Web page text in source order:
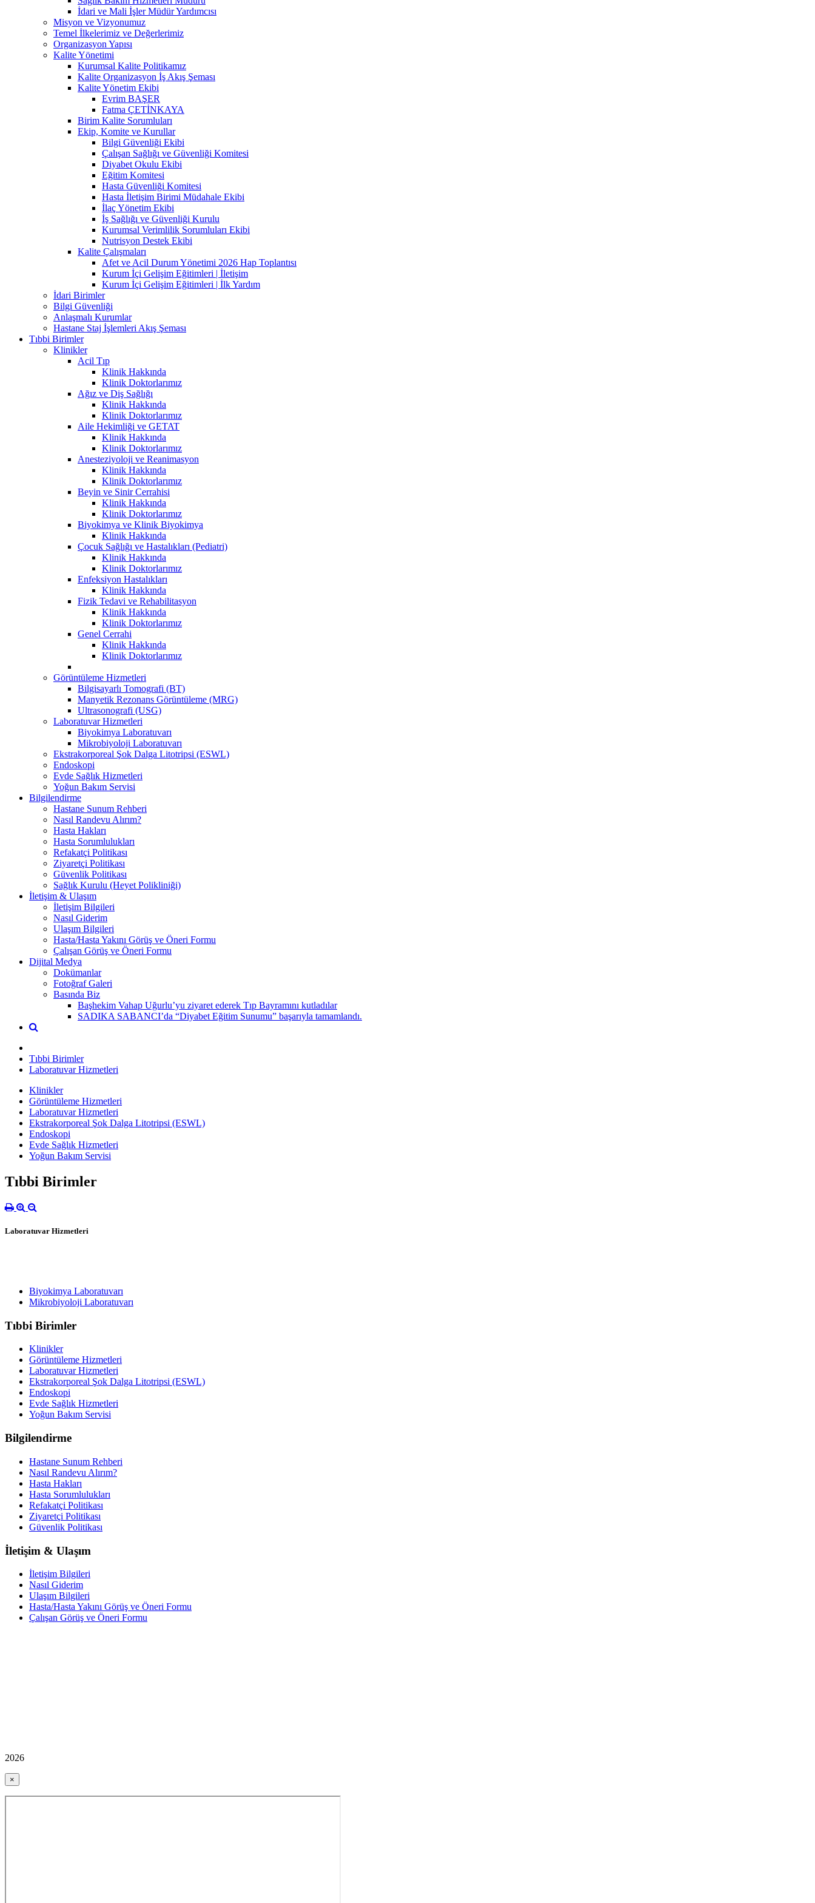
İdari ve Mali İşler Müdür Yardımcısı
Misyon ve Vizyonumuz
Temel İlkelerimiz ve Değerlerimiz
Organizasyon Yapısı
Kalite Yönetimi
Kurumsal Kalite Politikamız
Kalite Organizasyon İş Akış Şeması
Kalite Yönetim Ekibi
Evrim BAŞER
Fatma ÇETİNKAYA
Birim Kalite Sorumluları
Ekip, Komite ve Kurullar
Bilgi Güvenliği Ekibi
Çalışan Sağlığı ve Güvenliği Komitesi
Diyabet Okulu Ekibi
Eğitim Komitesi
Hasta Güvenliği Komitesi
Hasta İletişim Birimi Müdahale Ekibi
İlaç Yönetim Ekibi
İş Sağlığı ve Güvenliği Kurulu
Kurumsal Verimlilik Sorumluları Ekibi
Nutrisyon Destek Ekibi
Kalite Çalışmaları
Afet ve Acil Durum Yönetimi 2026 Hap Toplantısı
Kurum İçi Gelişim Eğitimleri | İletişim
Kurum İçi Gelişim Eğitimleri | İlk Yardım
İdari Birimler
Bilgi Güvenliği
Anlaşmalı Kurumlar
Hastane Staj İşlemleri Akış Şeması
Tıbbi Birimler
Klinikler
Acil Tıp
Klinik Hakkında
Klinik Doktorlarımız
Ağız ve Diş Sağlığı
Klinik Hakkında
Klinik Doktorlarımız
Aile Hekimliği ve GETAT
Klinik Hakkında
Klinik Doktorlarımız
Anesteziyoloji ve Reanimasyon
Klinik Hakkında
Klinik Doktorlarımız
Beyin ve Sinir Cerrahisi
Klinik Hakkında
Klinik Doktorlarımız
Biyokimya ve Klinik Biyokimya
Klinik Hakkında
Çocuk Sağlığı ve Hastalıkları (Pediatri)
Klinik Hakkında
Klinik Doktorlarımız
Enfeksiyon Hastalıkları
Klinik Hakkında
Fizik Tedavi ve Rehabilitasyon
Klinik Hakkında
Klinik Doktorlarımız
Genel Cerrahi
Klinik Hakkında
Klinik Doktorlarımız
Görüntüleme Hizmetleri
Bilgisayarlı Tomografi (BT)
Manyetik Rezonans Görüntüleme (MRG)
Ultrasonografi (USG)
Laboratuvar Hizmetleri
Biyokimya Laboratuvarı
Mikrobiyoloji Laboratuvarı
Ekstrakorporeal Şok Dalga Litotripsi (ESWL)
Endoskopi
Evde Sağlık Hizmetleri
Yoğun Bakım Servisi
Bilgilendirme
Hastane Sunum Rehberi
Nasıl Randevu Alırım?
Hasta Hakları
Hasta Sorumlulukları
Refakatçi Politikası
Ziyaretçi Politikası
Güvenlik Politikası
Sağlık Kurulu (Heyet Polikliniği)
İletişim & Ulaşım
İletişim Bilgileri
Nasıl Giderim
Ulaşım Bilgileri
Hasta/Hasta Yakını Görüş ve Öneri Formu
Çalışan Görüş ve Öneri Formu
Dijital Medya
Dokümanlar
Fotoğraf Galeri
Basında Biz
Başhekim Vahap Uğurlu’yu ziyaret ederek Tıp Bayramını kutladılar
SADIKA SABANCI’da “Diyabet Eğitim Sunumu” başarıyla tamamlandı.
Tıbbi Birimler
Laboratuvar Hizmetleri
Klinikler
Görüntüleme Hizmetleri
Laboratuvar Hizmetleri
Ekstrakorporeal Şok Dalga Litotripsi (ESWL)
Endoskopi
Evde Sağlık Hizmetleri
Yoğun Bakım Servisi
Tıbbi Birimler
Laboratuvar Hizmetleri
Biyokimya Laboratuvarı
Mikrobiyoloji Laboratuvarı
Tıbbi Birimler
Klinikler
Görüntüleme Hizmetleri
Laboratuvar Hizmetleri
Ekstrakorporeal Şok Dalga Litotripsi (ESWL)
Endoskopi
Evde Sağlık Hizmetleri
Yoğun Bakım Servisi
Bilgilendirme
Hastane Sunum Rehberi
Nasıl Randevu Alırım?
Hasta Hakları
Hasta Sorumlulukları
Refakatçi Politikası
Ziyaretçi Politikası
Güvenlik Politikası
İletişim & Ulaşım
İletişim Bilgileri
Nasıl Giderim
Ulaşım Bilgileri
Hasta/Hasta Yakını Görüş ve Öneri Formu
Çalışan Görüş ve Öneri Formu
2026
×